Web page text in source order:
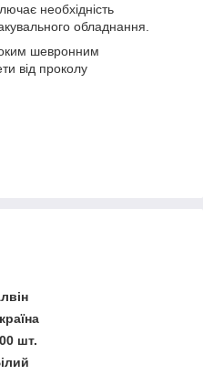
необхідність
обладнання.
шевронним
від проколу
шт.